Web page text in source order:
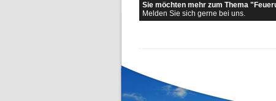
Sie möchten mehr zum Thema
Melden Sie sich gerne bei uns.